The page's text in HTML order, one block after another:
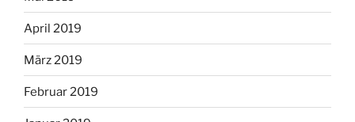
April 2019
März 2019
Februar 2019